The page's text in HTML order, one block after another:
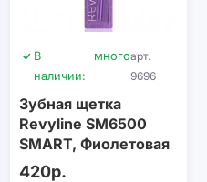
В
наличии:
многоарт.
9696
Зубная щетка
Revyline SM6500
SMART, Фиолетовая
420р.